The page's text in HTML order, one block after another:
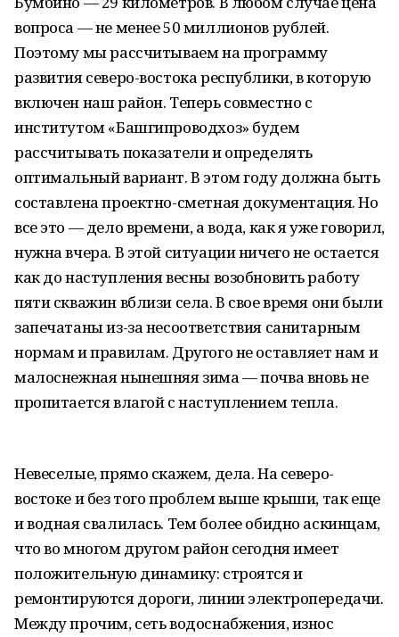
вопроса — не менее 50 миллионов рублей.
Поэтому мы рассчитываем на программу
развития северо-востока республики, в которую
включен наш район. Теперь совместно с
институтом «Башгипроводхоз» будем
рассчитывать показатели и определять
оптимальный вариант. В этом году должна быть
составлена проектно-сметная документация. Но
все это — дело времени, а вода, как я уже говорил,
нужна вчера. В этой ситуации ничего не остается
как до наступления весны возобновить работу
пяти скважин вблизи села. В свое время они были
запечатаны из-за несоответствия санитарным
нормам и правилам. Другого не оставляет нам и
малоснежная нынешняя зима — почва вновь не
пропитается влагой с наступлением тепла.
Невеселые, прямо скажем, дела. На северо-
востоке и без того проблем выше крыши, так еще
и водная свалилась. Тем более обидно аскинцам,
что во многом другом район сегодня имеет
положительную динамику: строятся и
ремонтируются дороги, линии электропередачи.
Между прочим, сеть водоснабжения, износ